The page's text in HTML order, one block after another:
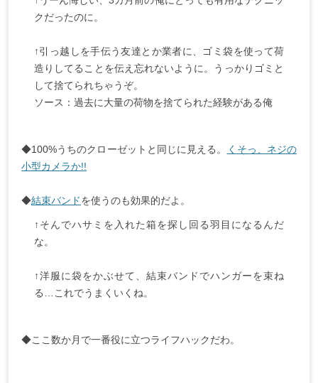
クだったのに。
↑引っ越しを手伝う友達とか業者に、ゴミ袋を使って荷
造りしてることを伝え忘れないように。うっかりゴミと
して捨てられちゃうぞ。
ソース：過去に大量の荷物を捨てられた経験がある俺
◆100%うちのクローゼットと同じに見える。
くそっ、ネジの
小型カメラか!!
◆結束バンドを使うのも効果的だよ。
↑そんでハサミを入れた箱を探し回る羽目になるんだ
な。
↑洋服に袋をかぶせて、結束バンドでハンガーを束ね
る…これでうまくいくね。
◆ここ数か月で一番役に立つライフハックだわ。